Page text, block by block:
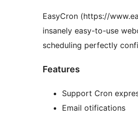
EasyCron (https://
insanely easy-to-use
scheduling perfectly
Features
Support Cron
Email otifications